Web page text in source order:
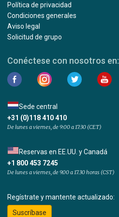
Política de privacidad
Condiciones generales
Aviso legal
Solicitud de grupo
Conéctese con nosotros en:
Sede central
+31 (0)118 410 410
De lunes a viernes, de 9:00 a 17:30 (CET)
Reservas en EE.UU. y Canadá
+1 800 453 7245
De lunes a viernes, de 9.00 a 17.30 horas (CST)
Regístrate y mantente actualizado:
Suscríbase